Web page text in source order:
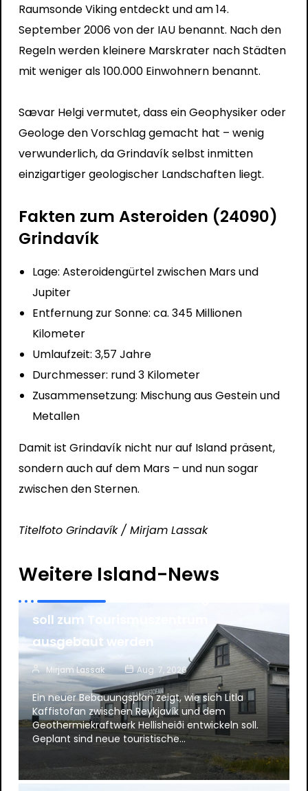
Raumsonde Viking entdeckt und am 14.
September 2006 von der IAU benannt. Nach den
Regeln werden kleinere Marskrater nach Städten
mit weniger als 100.000 Einwohnern benannt.
Sævar Helgi vermutet, dass ein Geophysiker oder
Geologe den Vorschlag gemacht hat – wenig
verwunderlich, da Grindavík selbst inmitten
einzigartiger geologischer Landschaften liegt.
Fakten zum Asteroiden (24090)
Grindavík
Lage: Asteroidengürtel zwischen Mars und
Jupiter
Entfernung zur Sonne: ca. 345 Millionen
Kilometer
Umlaufzeit: 3,57 Jahre
Durchmesser: rund 3 Kilometer
Zusammensetzung: Mischung aus Gestein und
Metallen
Damit ist Grindavík nicht nur auf Island präsent,
sondern auch auf dem Mars – und nun sogar
zwischen den Sternen.
Titelfoto Grindavík / Mirjam Lassak
Weitere Island-News
News Tourismus
Litla Kaffistofan an der Ringstraße
soll zum Tourismuszentrum
ausgebaut werden
Mirjam Lassak Aug. 7, 2026
Ein neuer Bebauungsplan zeigt, wie sich Litla
Kaffistofan zwischen Reykjavík und dem
Geothermiekraftwerk Hellisheiði entwickeln soll.
Geplant sind neue touristische…